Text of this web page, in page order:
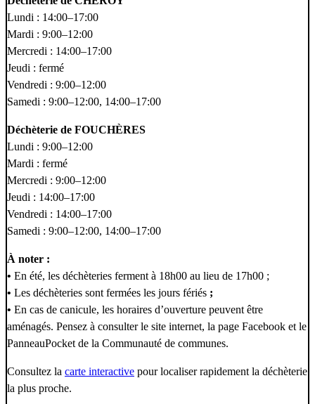
Lundi : 14:00–17:00
Mardi : 9:00–12:00
Mercredi : 14:00–17:00
Jeudi : fermé
Vendredi : 9:00–12:00
Samedi : 9:00–12:00, 14:00–17:00
Déchèterie de FOUCHÈRES
Lundi : 9:00–12:00
Mardi : fermé
Mercredi : 9:00–12:00
Jeudi : 14:00–17:00
Vendredi : 14:00–17:00
Samedi : 9:00–12:00, 14:00–17:00
À noter :
• En été, les déchèteries ferment à 18h00 au lieu de 17h00 ;
• Les déchèteries sont fermées les jours fériés ;
• En cas de canicule, les horaires d’ouverture peuvent être
aménagés. Pensez à consulter le site internet, la page Facebook et le
PanneauPocket de la Communauté de communes.
Consultez la carte interactive pour localiser rapidement la déchèterie
la plus proche.